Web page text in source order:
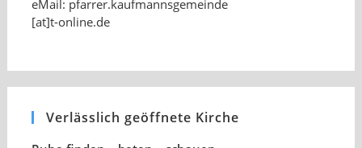
eMail: pfarrer.kaufmannsgemeinde
[at]t-online.de
Verlässlich geöffnete Kirche